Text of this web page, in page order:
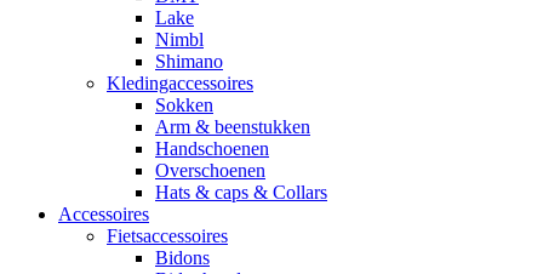
Lake
Nimbl
Shimano
Kledingaccessoires
Sokken
Arm & beenstukken
Handschoenen
Overschoenen
Hats & caps & Collars
Accessoires
Fietsaccessoires
Bidons